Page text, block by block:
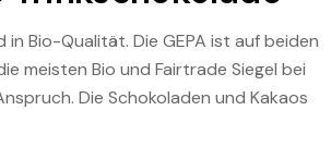
Bio-Qualität. Die GEPA ist auf beiden
meisten Bio und Fairtrade Siegel bei
Die Schokoladen und Kakaos